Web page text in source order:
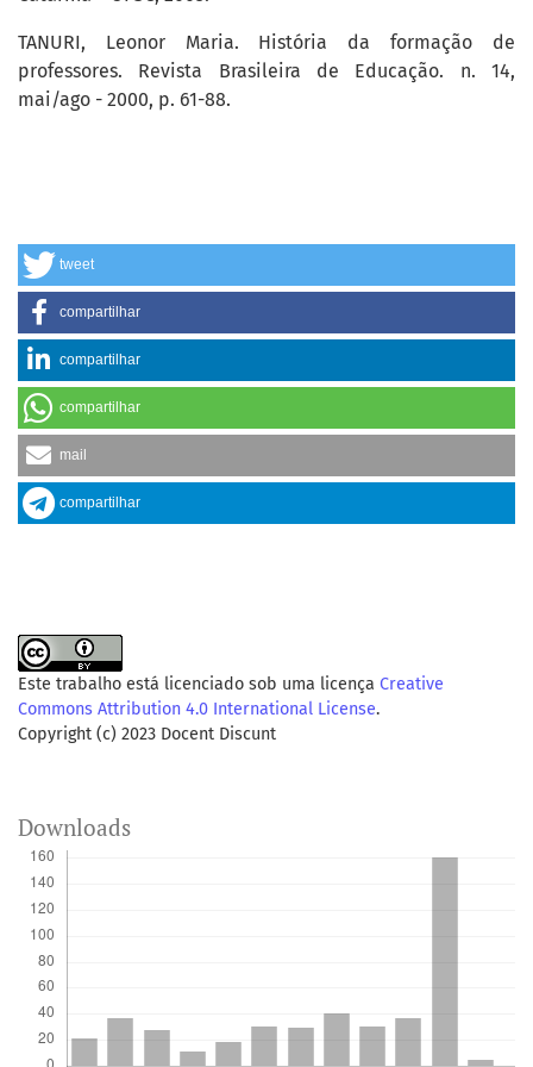
tweet
compartilhar
compartilhar
compartilhar
mail
compartilhar
TANURI, Leonor Maria. História da formação de
professores. Revista Brasileira de Educação. n. 14,
mai/ago - 2000, p. 61-88.
Este trabalho está licenciado sob uma licença Creative
Commons Attribution 4.0 International License.
Copyright (c) 2023 Docent Discunt
Downloads